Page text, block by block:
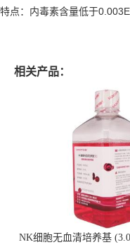
特点：内毒素含量低于
相关产品：
NK细胞无血清培养基